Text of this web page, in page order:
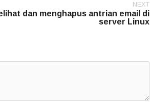
NEXT
dan menghapus antrian email di
server Linux